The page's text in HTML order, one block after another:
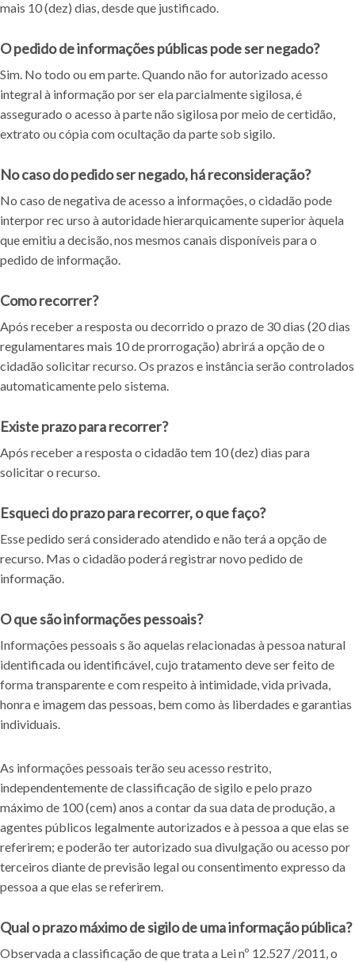
mais 10 (dez) dias, desde que justificado.
O pedido de informações públicas pode ser negado?
Sim. No todo ou em parte. Quando não for autorizado acesso
integral à informação por ser ela parcialmente sigilosa, é
assegurado o acesso à parte não sigilosa por meio de certidão,
extrato ou cópia com ocultação da parte sob sigilo.
No caso do pedido ser negado, há reconsideração?
No caso de negativa de acesso a informações, o cidadão pode
interpor rec urso à autoridade hierarquicamente superior àquela
que emitiu a decisão, nos mesmos canais disponíveis para o
pedido de informação.
Como recorrer?
Após receber a resposta ou decorrido o prazo de 30 dias (20 dias
regulamentares mais 10 de prorrogação) abrirá a opção de o
cidadão solicitar recurso. Os prazos e instância serão controlados
automaticamente pelo sistema.
Existe prazo para recorrer?
Após receber a resposta o cidadão tem 10 (dez) dias para
solicitar o recurso.
Esqueci do prazo para recorrer, o que faço?
Esse pedido será considerado atendido e não terá a opção de
recurso. Mas o cidadão poderá registrar novo pedido de
informação.
O que são informações pessoais?
Informações pessoais s ão aquelas relacionadas à pessoa natural
identificada ou identificável, cujo tratamento deve ser feito de
forma transparente e com respeito à intimidade, vida privada,
honra e imagem das pessoas, bem como às liberdades e garantias
individuais.
As informações pessoais terão seu acesso restrito,
independentemente de classificação de sigilo e pelo prazo
máximo de 100 (cem) anos a contar da sua data de produção, a
agentes públicos legalmente autorizados e à pessoa a que elas se
referirem; e poderão ter autorizado sua divulgação ou acesso por
terceiros diante de previsão legal ou consentimento expresso da
pessoa a que elas se referirem.
Qual o prazo máximo de sigilo de uma informação pública?
Observada a classificação de que trata a Lei nº 12.527 /2011, o